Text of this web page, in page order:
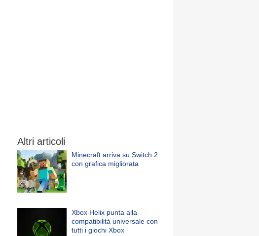
Altri articoli
Minecraft arriva su Switch 2
con grafica migliorata
Xbox Helix punta alla
compatibilità universale con
tutti i giochi Xbox